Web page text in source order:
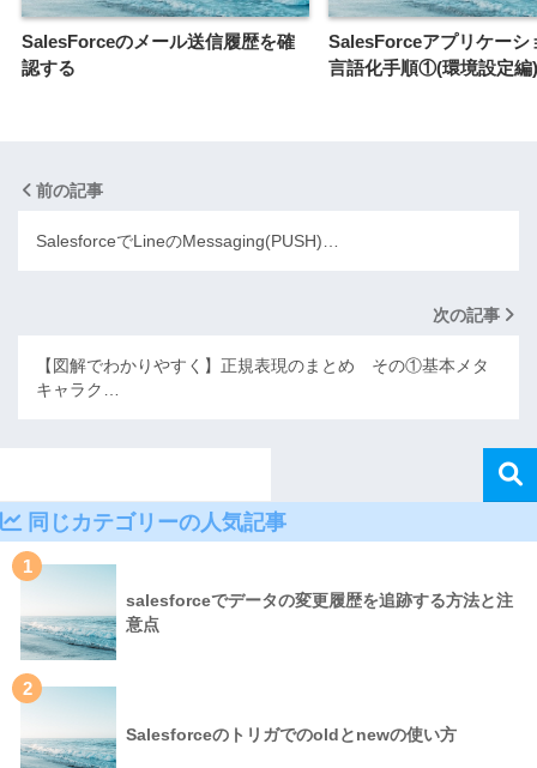
SalesForceのメール送信履歴を確
認する
SalesForceアプリケーシ
言語化手順①(環境設定編)
前の記事
SalesforceでLineのMessaging(PUSH)…
次の記事
【図解でわかりやすく】正規表現のまとめ その①基本メタ
キャラク…
同じカテゴリーの人気記事
1
salesforceでデータの変更履歴を追跡する方法と注
意点
2
Salesforceのトリガでのoldとnewの使い方